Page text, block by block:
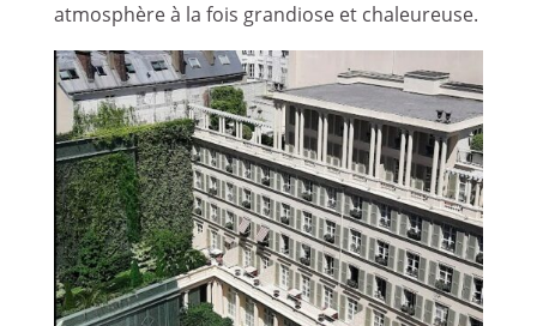
atmosphère à la fois grandiose et chaleureuse.